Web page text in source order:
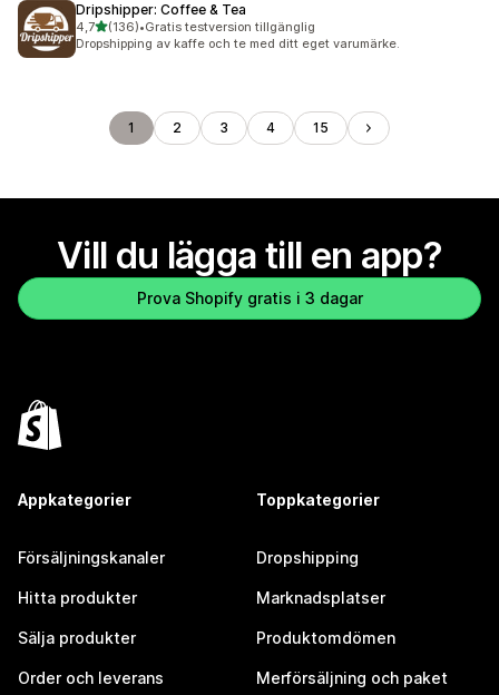
Dripshipper: Coffee & Tea
4,7av 5 stjärnor
(136)
136 recensioner totalt
•Gratis testversion tillgänglig
Dropshipping av kaffe och te med ditt eget varumärke.
1 2 3 4 15
Vill du lägga till en app?
Prova Shopify gratis i 3 dagar
Appkategorier
Försäljningskanaler
Hitta produkter
Sälja produkter
Order och leverans
Toppkategorier
Dropshipping
Marknadsplatser
Produktomdömen
Merförsäljning och paket